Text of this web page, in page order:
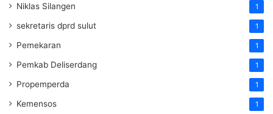
Niklas Silangen 1
sekretaris dprd sulut 1
Pemekaran 1
Pemkab Deliserdang 1
Propemperda 1
Kemensos 1